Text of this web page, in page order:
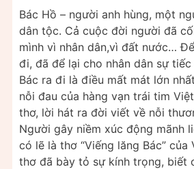
Bác Hồ – người anh hùng, một
dân tộc. Cả cuộc đời người đã
mình vì nhân dân,vì đất nước…
đi, đã để lại cho nhân dân sự
Bác ra đi là điều mất mát lớn
nỗi đau của hàng vạn trái tim
thơ, lời hát ra đời viết về nỗi
Người gây niềm xúc động mãnh
có lẽ là thơ “Viếng lăng Bác” của
thơ đã bày tỏ sự kính trọng, biết